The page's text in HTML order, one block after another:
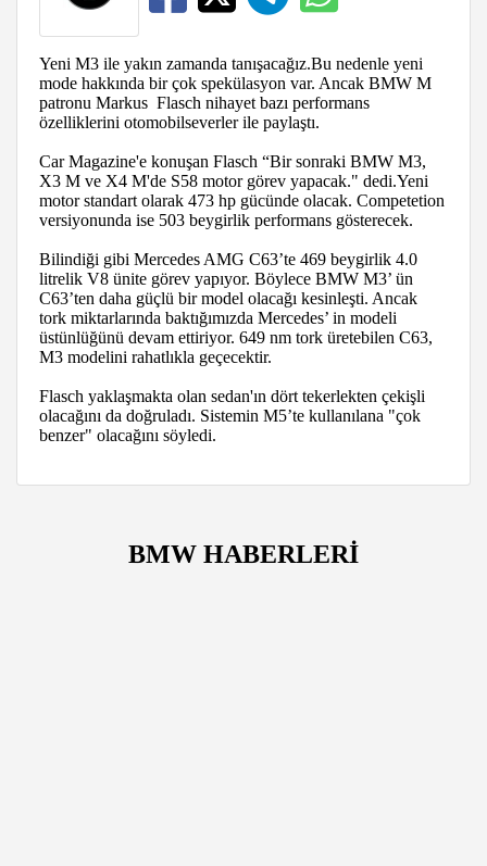
Yeni M3 ile yakın zamanda tanışacağız.Bu nedenle yeni
mode hakkında bir çok spekülasyon var. Ancak BMW M
patronu Markus Flasch nihayet bazı performans
özelliklerini otomobilseverler ile paylaştı.
Car Magazine'e konuşan Flasch “Bir sonraki BMW M3,
X3 M ve X4 M'de S58 motor görev yapacak." dedi.Yeni
motor standart olarak 473 hp gücünde olacak. Competetion
versiyonunda ise 503 beygirlik performans gösterecek.
Bilindiği gibi Mercedes AMG C63’te 469 beygirlik 4.0
litrelik V8 ünite görev yapıyor. Böylece BMW M3’ ün
C63’ten daha güçlü bir model olacağı kesinleşti. Ancak
tork miktarlarında baktığımızda Mercedes’ in modeli
üstünlüğünü devam ettiriyor. 649 nm tork üretebilen C63,
M3 modelini rahatlıkla geçecektir.
Flasch yaklaşmakta olan sedan'ın dört tekerlekten çekişli
olacağını da doğruladı. Sistemin M5’te kullanılana "çok
benzer" olacağını söyledi.
BMW HABERLERİ